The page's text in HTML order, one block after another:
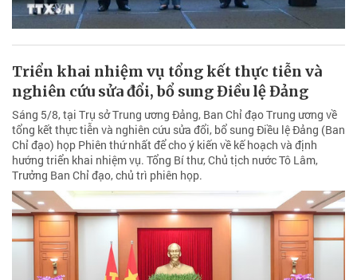
Triển khai nhiệm vụ tổng kết thực tiễn và
nghiên cứu sửa đổi, bổ sung Điều lệ Đảng
Sáng 5/8, tại Trụ sở Trung ương Đảng, Ban Chỉ đạo Trung ương về
tổng kết thực tiễn và nghiên cứu sửa đổi, bổ sung Điều lệ Đảng (Ban
Chỉ đạo) họp Phiên thứ nhất để cho ý kiến về kế hoạch và định
hướng triển khai nhiệm vụ. Tổng Bí thư, Chủ tịch nước Tô Lâm,
Trưởng Ban Chỉ đạo, chủ trì phiên họp.